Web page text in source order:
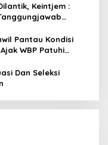
Keintjem :
Pantau Kondisi
WBP Patuhi
Dan Seleksi